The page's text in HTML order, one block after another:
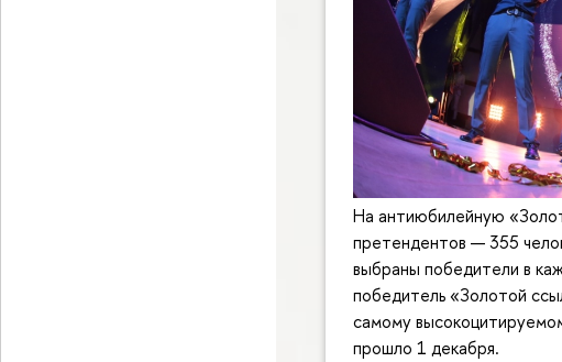
На антиюбилейную
претендентов — 355
выбраны победители в
победитель «Золотой
самому
прошло 1 декабря.